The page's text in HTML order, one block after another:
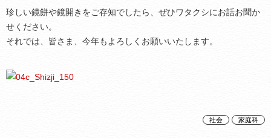
珍しい鏡餅や鏡開きをご存知でしたら、ぜひワタクシにお話お聞か
せください。
それでは、皆さま、今年もよろしくお願いいたします。
社会 家庭科